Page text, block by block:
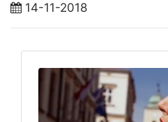
14-11-2018